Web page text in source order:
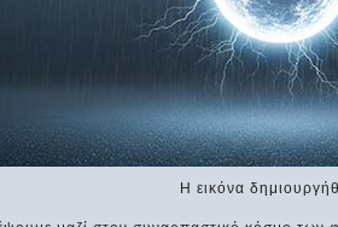
Η εικόνα